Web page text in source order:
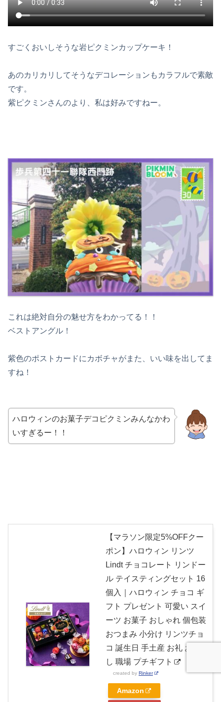
すごくおいしそうな岩ピクミンカップケーキ！
あのカリカリしてそうなデコレーションもカラフルで素敵
です。
紫ピクミンさんのより、私は好みですねー。
これは絶対自分の魅せ方をわかってる！！
ベストアングル！
紫色のポストカードにカボチャがまた、いい味を出してま
すね！
ハロウィンのお菓子デコピクミンみんなかわ
いすぎるー！！
【マラソン限定5%OFFクー
ポン】ハロウィン リンツ
Lindt チョコレート リンドー
ル テイスティングセット 16
個入｜ハロウィン チョコ ギ
フト プレゼント 可愛い スイ
ーツ お菓子 おしゃれ 個包装
おつまみ 小分け リンツチョ
コ 誕生日 手土産 お礼 お返
し 職場 プチギフト
created by Rinker
Amazon